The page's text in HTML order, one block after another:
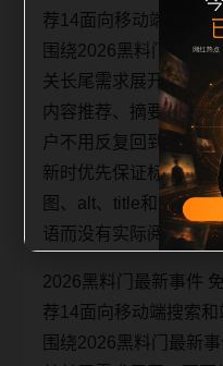
荐14面向移动端搜索
围绕2026黑料门最新
关长尾需求展开。页面
内容推荐、摘要说明
户不用反复回到首页
新时优先保证标题、
图、alt、title和正文关
语而没有实际阅读价值
2026黑料门最新事件
荐14面向移动端搜索
围绕2026黑料门最新